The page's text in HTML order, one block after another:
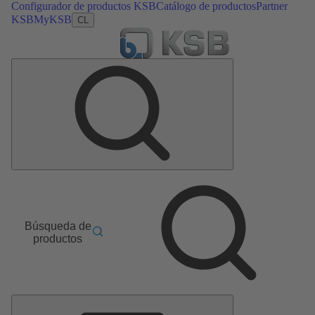
Configurador de productos KSBCatálogo de productosPartner
KSBMyKSB CL
Búsqueda de
productos